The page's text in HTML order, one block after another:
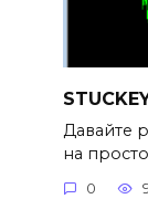
Давайте
на
0